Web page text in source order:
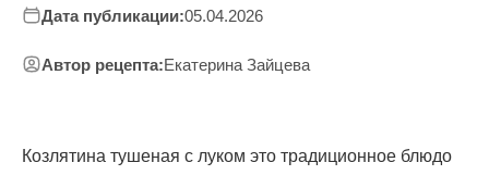
Дата публикации:05.04.2026
Автор рецепта:Екатерина Зайцева
Козлятина тушеная с луком это традиционное блюдо